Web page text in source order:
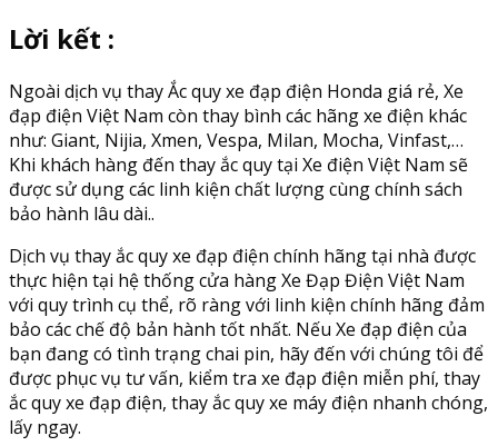
Lời kết :
Ngoài dịch vụ thay Ắc quy xe đạp điện Honda giá rẻ, Xe
đạp điện Việt Nam còn thay bình các hãng xe điện khác
như: Giant, Nijia, Xmen, Vespa, Milan, Mocha, Vinfast,…
Khi khách hàng đến thay ắc quy tại Xe điện Việt Nam sẽ
được sử dụng các linh kiện chất lượng cùng chính sách
bảo hành lâu dài..
Dịch vụ thay ắc quy xe đạp điện chính hãng tại nhà được
thực hiện tại hệ thống cửa hàng Xe Đạp Điện Việt Nam
với quy trình cụ thể, rõ ràng với linh kiện chính hãng đảm
bảo các chế độ bản hành tốt nhất. Nếu Xe đạp điện của
bạn đang có tình trạng chai pin, hãy đến với chúng tôi để
được phục vụ tư vấn, kiểm tra xe đạp điện miễn phí, thay
ắc quy xe đạp điện, thay ắc quy xe máy điện nhanh chóng,
lấy ngay.